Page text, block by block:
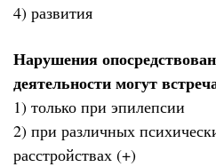
4) развития
Нарушения
деятельности могут
1) только при эпилепсии
2) при различных
расстройствах (+)